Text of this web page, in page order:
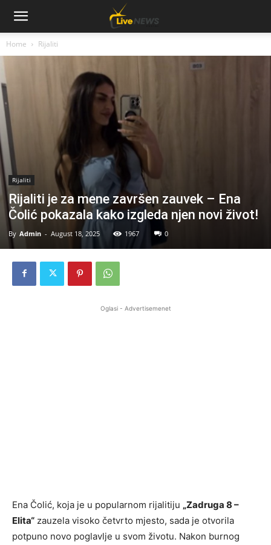
Home Rijaliti
Rijaliti
Rijaliti je za mene završen zauvek – Ena
Čolić pokazala kako izgleda njen novi život!
By Admin - August 18, 2025 1967 0
Oglasi - Advertisemenet
Ena Čolić, koja je u popularnom rijalitiju „Zadruga 8 –
Elita“ zauzela visoko četvrto mjesto, sada je otvorila
potpuno novo poglavlje u svom životu. Nakon burnog